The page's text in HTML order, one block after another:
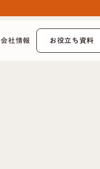
会社情報 お役立ち資料